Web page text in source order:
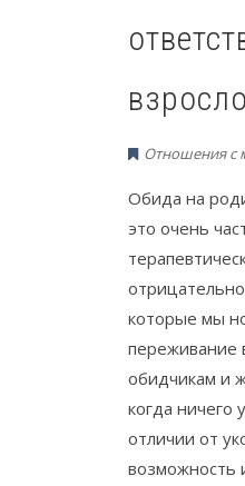
Отношения с
Обида на
это очень
которые мы
переживание
обидчикам и
когда ничего
отличии от
возможность